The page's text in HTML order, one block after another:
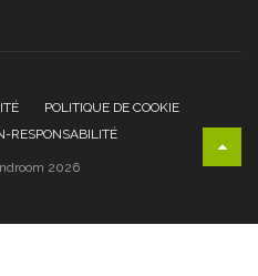
POLITIQUE DE COOKIE
RESPONSABILITÉ
2026